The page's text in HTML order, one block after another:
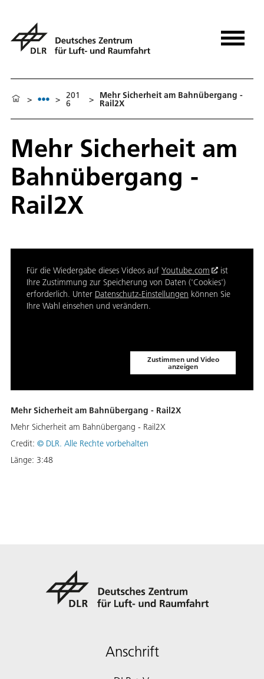
> > 201
6 > Mehr Sicherheit am Bahnübergang -
Rail2X
Mehr Sicherheit am
Bahnübergang -
Rail2X
Für die Wiedergabe dieses Videos auf Youtube.com
ist
Ihre Zustimmung zur Speicherung von Daten ('Cookies')
erforderlich. Unter Datenschutz-Einstellungen können Sie
Ihre Wahl einsehen und verändern.
Zustimmen und Video
anzeigen
Mehr Sicherheit am Bahnübergang - Rail2X
Mehr Sicherheit am Bahnübergang - Rail2X
Credit: © DLR. Alle Rechte vorbehalten
Länge: 3:48
Anschrift